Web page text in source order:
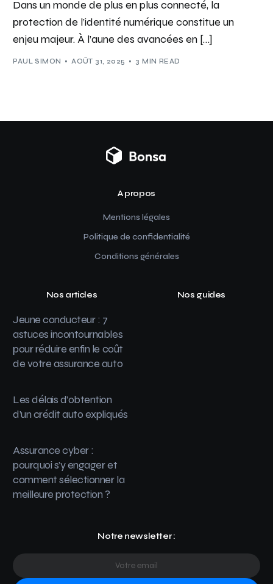
Dans un monde de plus en plus connecté, la
protection de l’identité numérique constitue un
enjeu majeur. À l’aune des avancées en […]
PAUL SIMON AOÛT 31, 2025 3 MIN READ
A propos
Mentions légales
Politique de confidentialité
Conditions générales
Nos articles
Jeune conducteur : 7
astuces incontournables
pour réduire enfin le coût
de votre assurance auto
Les délais d’obtention
d’un crédit auto expliqués
Assurance cyber :
pourquoi s’y engager et
comment sélectionner la
meilleure protection ?
Nos guides
Notre newsletter :